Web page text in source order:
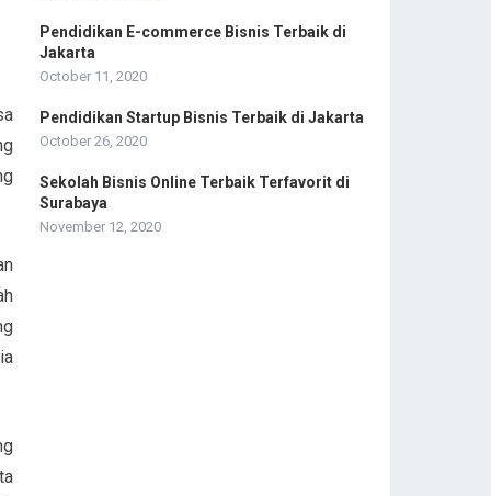
Pendidikan E-commerce Bisnis Terbaik di
Jakarta
October 11, 2020
Pendidikan Startup Bisnis Terbaik di Jakarta
October 26, 2020
Sekolah Bisnis Online Terbaik Terfavorit di
Surabaya
November 12, 2020